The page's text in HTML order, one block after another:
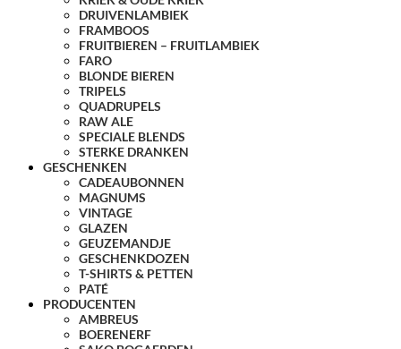
DRUIVENLAMBIEK
FRAMBOOS
FRUITBIEREN – FRUITLAMBIEK
FARO
BLONDE BIEREN
TRIPELS
QUADRUPELS
RAW ALE
SPECIALE BLENDS
STERKE DRANKEN
GESCHENKEN
CADEAUBONNEN
MAGNUMS
VINTAGE
GLAZEN
GEUZEMANDJE
GESCHENKDOZEN
T-SHIRTS & PETTEN
PATÉ
PRODUCENTEN
AMBREUS
BOERENERF